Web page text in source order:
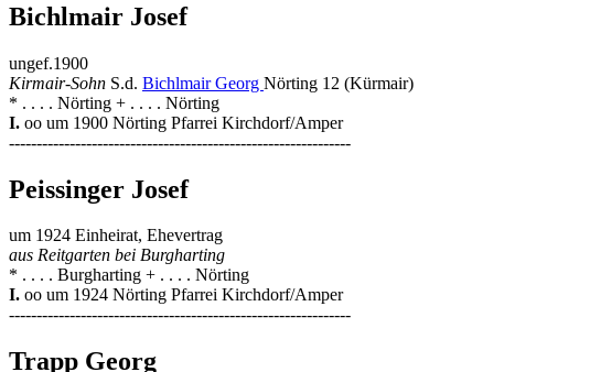
Bichlmair Josef
ungef.1900
Kirmair-Sohn S.d. Bichlmair Georg Nörting 12 (Kürmair)
* . . . . Nörting + . . . . Nörting
I. oo um 1900 Nörting Pfarrei Kirchdorf/Amper
--------------------------------------------------------------
Peissinger Josef
um 1924 Einheirat, Ehevertrag
aus Reitgarten bei Burgharting
* . . . . Burgharting + . . . . Nörting
I. oo um 1924 Nörting Pfarrei Kirchdorf/Amper
--------------------------------------------------------------
Trapp Georg